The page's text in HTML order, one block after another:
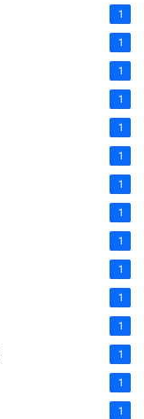
1
1
1
1
1
1
1
1
1
1
1
1
1
1
1